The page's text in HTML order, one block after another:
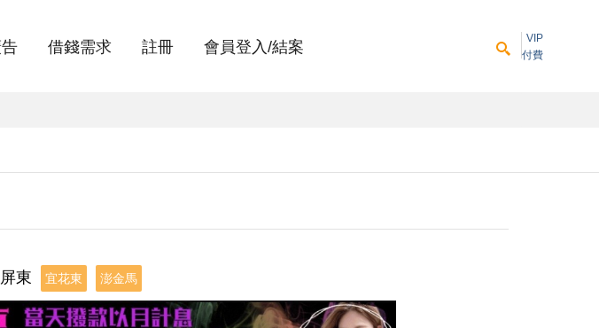
VIP
付費
借錢需求 註冊 會員登入/結案
東 宜花東 澎金馬